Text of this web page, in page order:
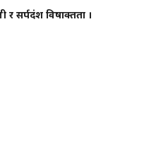
र सर्पदंश विषाक्तता ।